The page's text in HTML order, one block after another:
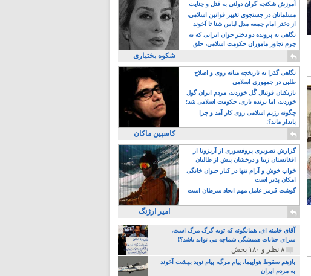
آموزش شکنجه گران دولتی به قتل و جنایت
بیشتر
مسلمانان در جستجوی تغییر قوانین اسلامی،
از دختر امام جمعه مدل لباس شنا تا آخوند
مسلمان همجنسگرا!
نگاهی به پرونده دو دختر جوان ایرانی که به
جرم تجاوز ماموران حکومت اسلامی، حلق
آویز شدند!
شکوه بختیاری
نگاهی گذرا به تاریخچه میانه روی و اصلاح
طلبی در جمهوری اسلامی
بازیکنان فوتبال گًل خوردند، مردم ایران گول
خوردند، اما برنده بازی، حکومت اسلامی شد!
چگونه رژیم اسلامی روی کار آمد و چرا
پایدار ماند؟!
کاسپین ماکان
گزارش تصویری پروفسوری از آریزونا از
افغانستان زیبا و درخشان پیش از طالبان
خواب خوش و آرام تنها در کنار حیوان خانگی
امکان پذیر است
گوشت قرمز عامل مهم ایجاد سرطان است
امیر ارژنگ
آقای خامنه ای، همانگونه که توبه گرگ مرگ است،
سزای جنایات همیشگی شماچه می تواند باشد؟!
۸ نظر و ۱۸۰ پخش
بازهم سقوط هواپیما، پیام مرگ، پیام نوید بهشت آخوند
به مردم ایران